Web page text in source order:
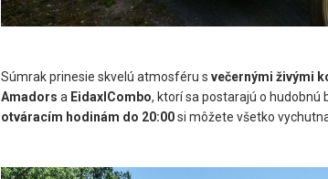
Súmrak prinesie skvelú atmosféru s večernými živými
Amadors a EidaxlCombo, ktorí sa postarajú o hudobnú
otváracím hodinám do 20:00si môžete všetko